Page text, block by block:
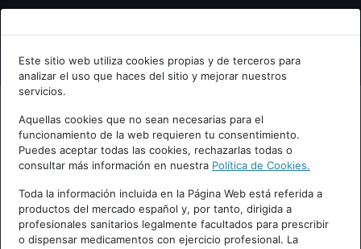
Bienvenid@ a psiquiatria.com
Escribe tu Email
Accede o regístrate con tu email.
Cancelar
Este sitio web utiliza cookies propias y de terceros para
analizar el uso que haces del sitio y mejorar nuestros
servicios.
Aquellas cookies que no sean necesarias para el
funcionamiento de la web requieren tu consentimiento.
Puedes aceptar todas las cookies, rechazarlas todas o
consultar más información en nuestra Política de Cookies.
Toda la información incluida en la Página Web está referida a
productos del mercado español y, por tanto, dirigida a
profesionales sanitarios legalmente facultados para prescribir
o dispensar medicamentos con ejercicio profesional. La